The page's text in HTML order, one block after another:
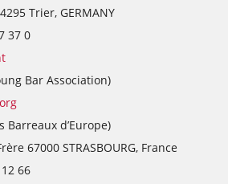
Trier, GERMANY
37 0
Bar Association)
Barreaux d’Europe)
67000 STRASBOURG, France
66